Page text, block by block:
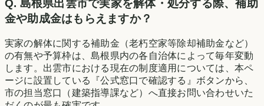
Q. 島根県出雲市で実家を解体・処分する際、補助
金や助成金はもらえますか？
実家の解体に関する補助金（老朽空家等除却補助金など）
の有無や予算枠は、島根県内の各自治体によって毎年変動
します。出雲市における現在の制度適用については、本ペ
ージに設置している『公式窓口で確認する』ボタンから、
市の担当窓口（建築指導課など）へ直接お問い合わせいた